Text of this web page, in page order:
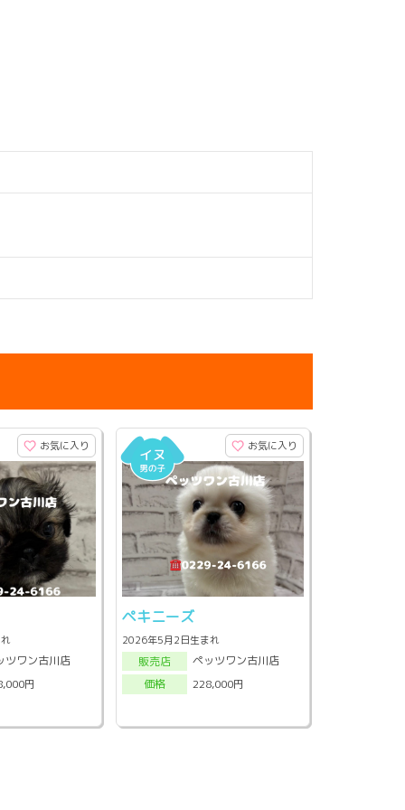
お気に入り
ツワン古川店
円
お気に入り
ペキニーズ
2026年5月2日生まれ
販売店
ペッツワン古川店
価格
228,000円